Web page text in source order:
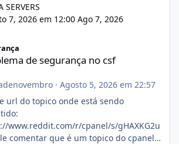
SERVERS
7, 2026 em 12:00 Ago 7, 2026
de segurança no csf
· Agosto 5, 2026 em 22:57
url do topico onde está sendo
www.reddit.com/r/cpanel/s/gHAXKG2u
comentar que é um topico do cpanel...